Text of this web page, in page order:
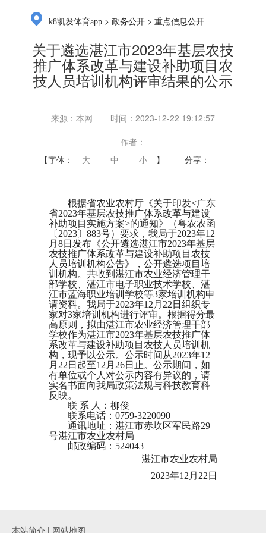
k8凯发体育app >政务公开 >重点信息公开
关于遴选湛江市2023年基层农技
推广体系改革与建设补助项目农
技人员培训机构评审结果的公示
来源：本网
时间：2023-12-22 19:12:57
作者：
【字体：
大 中 小 】 分享：
根据省农业农村厅《关于印发<广东
省2023年基层农技推广体系改革与建设
补助项目实施方案>的通知》（粤农农函
〔2023〕883号）要求，我局于2023年12
月8日发布《公开遴选湛江市2023年基层
农技推广体系改革与建设补助项目农技
人员培训机构公告》，公开遴选项目培
训机构。共收到湛江市农业经济管理干
部学校、湛江市电子职业技术学校、湛
江市蓝海职业培训学校等3家培训机构申
请资料。我局于2023年12月22日组织专
家对3家培训机构进行评审。根据得分最
高原则，拟由湛江市农业经济管理干部
学校作为湛江市2023年基层农技推广体
系改革与建设补助项目农技人员培训机
构，现予以公示。公示时间从2023年12
月22日起至12月26日止。公示期间，如
有单位或个人对公示内容有异议的，请
实名书面向我局政策法规与科技教育科
反映。
联 系 人：柳俊
联系电话：0759-3220090
通讯地址：湛江市赤坎区军民路29
号湛江市农业农村局
邮政编码：524043
湛江市农业农村局
2023年12月22日
本站简介 | 网站地图